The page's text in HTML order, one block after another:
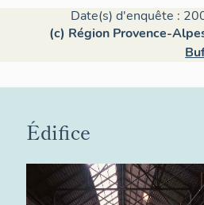
Date(s) d'enquête :
(c) Région Provence-
Édifice